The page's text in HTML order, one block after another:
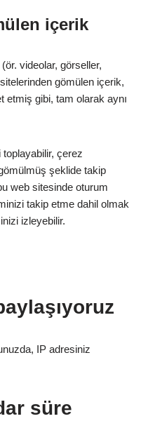
içerik
videolar, görseller,
gömülen içerik,
etmiş gibi, tam olarak aynı
toplayabilir, çerez
şeklide takip
web sitesinde oturum
takip etme dahil olmak
izleyebilir.
IP adresiniz
süre